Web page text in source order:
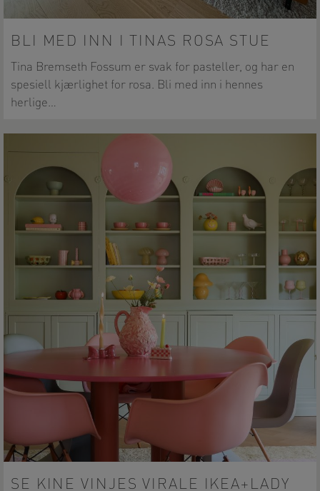
BLI MED INN I TINAS ROSA STUE
Tina Bremseth Fossum er svak for pasteller, og har en
spesiell kjærlighet for rosa. Bli med inn i hennes
herlige…
SE KINE VINJES VIRALE IKEA+LADY